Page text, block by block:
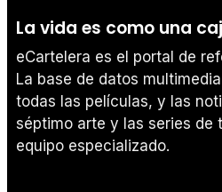
La vida es como una
eCartelera es el portal de
La base de datos
todas las películas, y las
séptimo arte y las series de
equipo especializado.